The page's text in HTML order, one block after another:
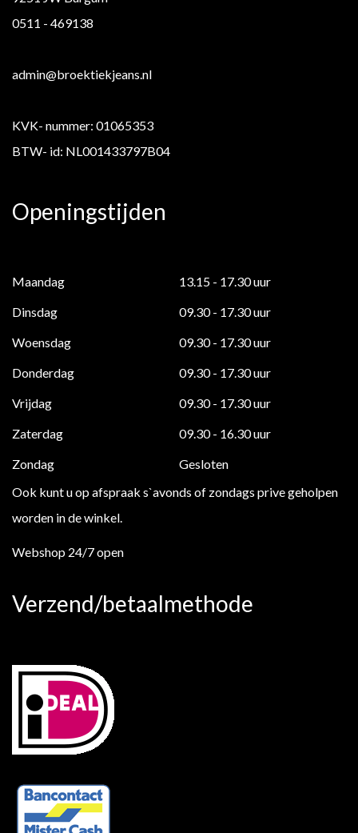
0511 - 469138
admin@broektiekjeans.nl
KVK- nummer: 01065353
BTW- id: NL001433797B04
Openingstijden
Maandag
13.15 - 17.30 uur
Dinsdag
09.30 - 17.30 uur
Woensdag
09.30 - 17.30 uur
Donderdag
09.30 - 17.30 uur
Vrijdag
09.30 - 17.30 uur
Zaterdag
09.30 - 16.30 uur
Zondag
Gesloten
Ook kunt u op afspraak s`avonds of zondags prive geholpen
worden in de winkel.
Webshop 24/7 open
Verzend/betaalmethode